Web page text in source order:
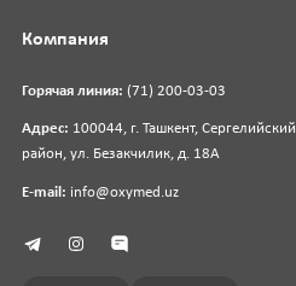
Горячая линия: (71) 200-03-03
Адрес: 100044, г. Ташкент, Сергелийский
район, ул. Безакчилик, д. 18А
E-mail: info@oxymed.uz
Компания